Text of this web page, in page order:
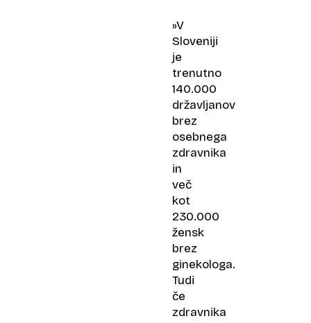
»V
Sloveniji
je
trenutno
140.000
državljanov
brez
osebnega
zdravnika
in
več
kot
230.000
žensk
brez
ginekologa.
Tudi
če
zdravnika